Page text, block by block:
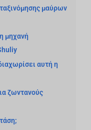
μαύρων
μηχανή
αυτή η
ζωντανούς